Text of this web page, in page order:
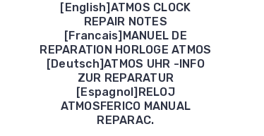
[English]ATMOS CLOCK
REPAIR NOTES
[Francais]MANUEL DE
REPARATION HORLOGE ATMOS
[Deutsch]ATMOS UHR -INFO
ZUR REPARATUR
[Espagnol]RELOJ
ATMOSFERICO MANUAL
REPARAC.